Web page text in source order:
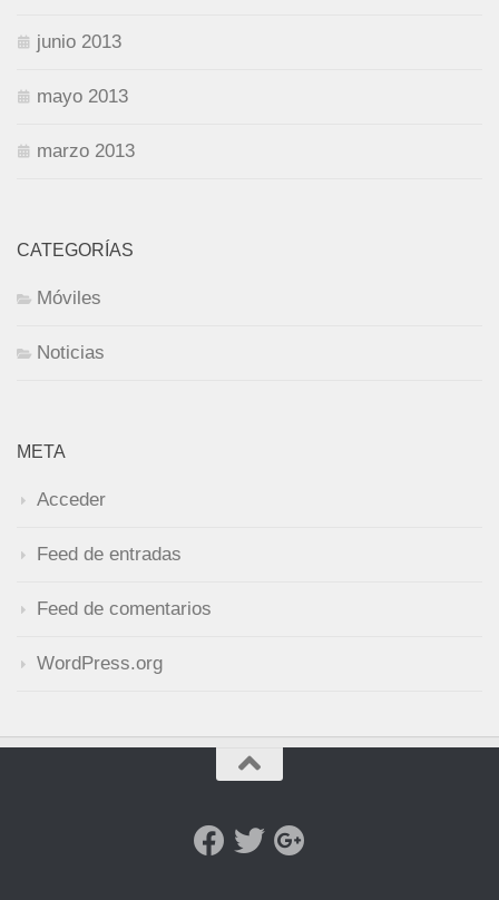
junio 2013
mayo 2013
marzo 2013
CATEGORÍAS
Móviles
Noticias
META
Acceder
Feed de entradas
Feed de comentarios
WordPress.org